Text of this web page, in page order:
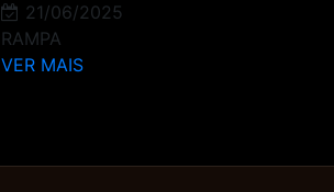
21/06/2025
RAMPA
VER MAIS